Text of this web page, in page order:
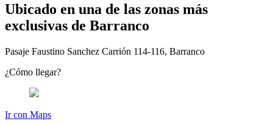
Ubicado en una de las zonas más
exclusivas de Barranco
Pasaje Faustino Sanchez Carrión 114-116, Barranco
¿Cómo llegar?
Ir con Maps